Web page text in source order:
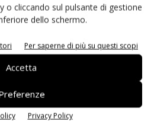
o cliccando sul pulsante di gestione
dello schermo.
Per saperne di più su questi scopi
Accetta
Privacy Policy
Market
2017